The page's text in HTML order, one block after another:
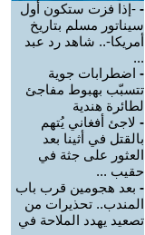
- -إذا فزت ستكون أول
سيناتور مسلم بتاريخ
أمريكا-.. شاهد رد عبد
...
- اضطرابات جوية
تتسبّب بهبوط مفاجئ
لطائرة هندية
- لاجئ أفغاني يُتهم
بالقتل في أثينا بعد
العثور على جثة في
حقيب ...
- بعد هجومين قرب باب
المندب.. تحذيرات من
تصعيد يهدد الملاحة في